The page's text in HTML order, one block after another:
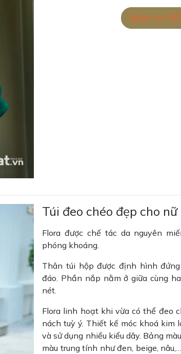
XEM CHI
Túi đeo chéo đẹp cho
Flora được chế tác da nguyên
phóng khoáng.
Thân túi hộp được định hình
đáo. Phần nắp nằm ở giữa cùng
nét.
Flora linh hoạt khi vừa có thể đeo
nách tuỳ ý. Thiết kế móc khoá kim
và sử dụng nhiều kiểu dây. Bảng
màu trung tính như đen, beige,